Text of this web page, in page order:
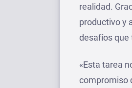
realidad.
productivo y
desafíos que
«Esta tarea
compromiso